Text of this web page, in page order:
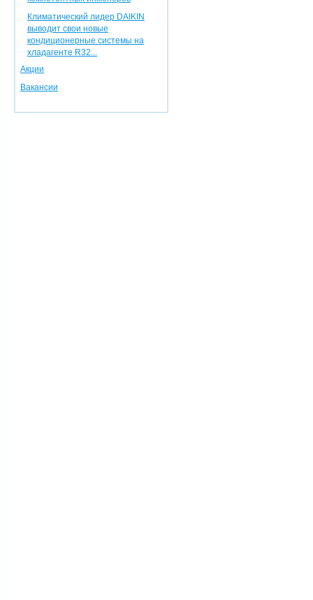
Климатический лидер DAIKIN
выводит свои новые
кондиционерные системы на
хладагенте R32...
Акции
Вакансии